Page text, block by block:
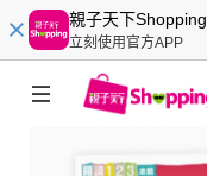
親子天下Shopping
立刻使用官方APP